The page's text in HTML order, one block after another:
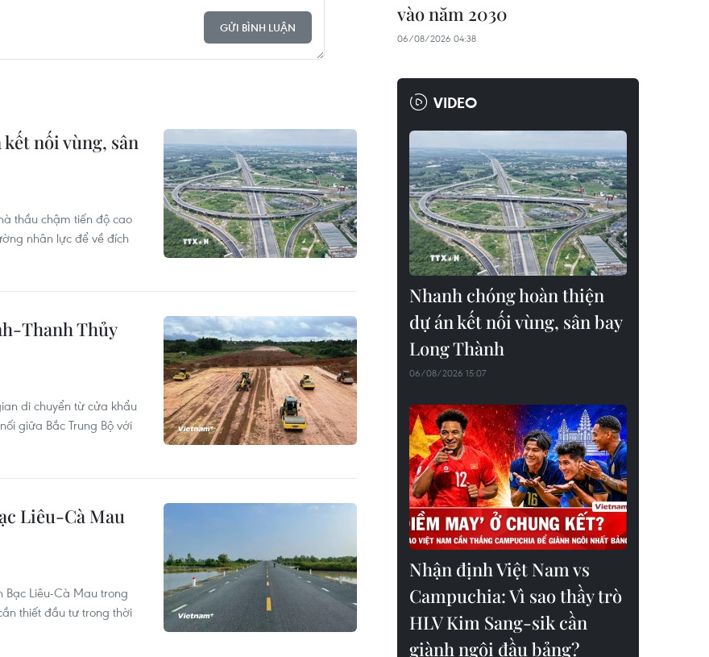
GỬI BÌNH LUẬN
nối vùng, sân
thầu chậm tiến độ cao
nhân lực để về đích
Thanh Thủy
di chuyển từ cửa khẩu
giữa Bắc Trung Bộ với
Liêu-Cà Mau
Bạc Liêu-Cà Mau trong
thiết đầu tư trong thời
vào năm 2030
06/08/2026 04:38
VIDEO
Nhanh chóng hoàn thiện
dự án kết nối vùng, sân bay
Long Thành
06/08/2026 15:07
Nhận định Việt Nam vs
Campuchia: Vì sao thầy trò
HLV Kim Sang-sik cần
giành ngôi đầu bảng?